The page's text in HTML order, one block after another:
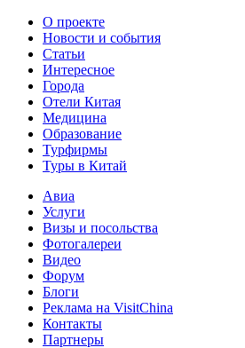
О проекте
Новости и события
Статьи
Интересное
Города
Отели Китая
Медицина
Образование
Турфирмы
Туры в Китай
Авиа
Услуги
Визы и посольства
Фотогалереи
Видео
Форум
Блоги
Реклама на VisitChina
Контакты
Партнеры